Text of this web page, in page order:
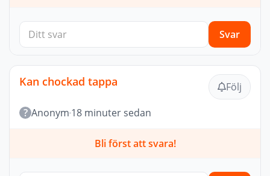
Svar
Kan chockad tappa
Följ
? Anonym 18 minuter sedan
Bli först att svara!